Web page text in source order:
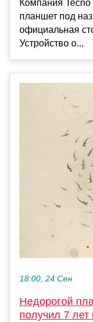
Компания
планшет под
официальная
Устройство о...
18:00, 24 Сен
Недорогой
получил 7